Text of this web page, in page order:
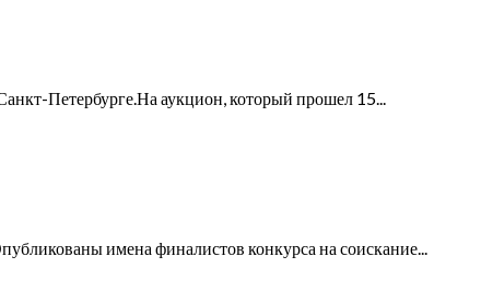
Петербурге.На аукцион, который прошел 15...
имена финалистов конкурса на соискание...